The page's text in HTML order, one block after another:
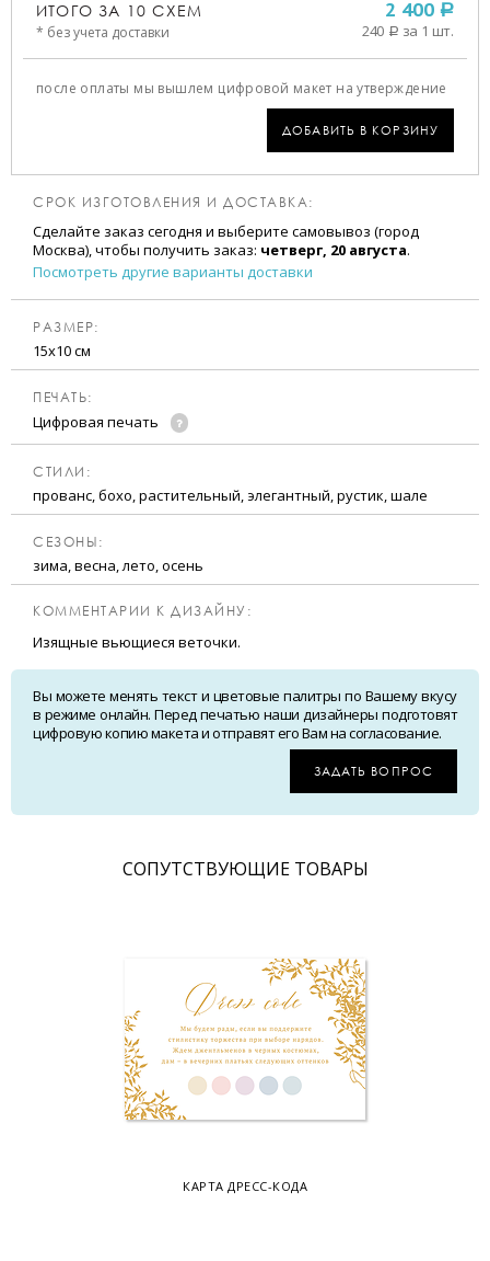
ИТОГО ЗА 10 СХЕМ
* без учета доставки
2 400 a
240 a за 1 шт.
после оплаты мы вышлем цифровой макет на утверждение
ДОБАВИТЬ В КОРЗИНУ
СРОК ИЗГОТОВЛЕНИЯ И ДОСТАВКА:
Сделайте заказ сегодня и выберите самовывоз (город
Москва), чтобы получить заказ: четверг, 20 августа.
Посмотреть другие варианты доставки
РАЗМЕР:
15х10 см
ПЕЧАТЬ:
Цифровая печать
CТИЛИ:
прованс, бохо, растительный, элегантный, рустик, шале
CЕЗОНЫ:
зима, весна, лето, осень
КОММЕНТАРИИ К ДИЗАЙНУ:
Изящные вьющиеся веточки.
Вы можете менять текст и цветовые палитры по Вашему вкусу
в режиме онлайн. Перед печатью наши дизайнеры подготовят
цифровую копию макета и отправят его Вам на согласование.
ЗАДАТЬ ВОПРОС
CОПУТСТВУЮЩИЕ ТОВАРЫ
КАРТА ДРЕСС-КОДА